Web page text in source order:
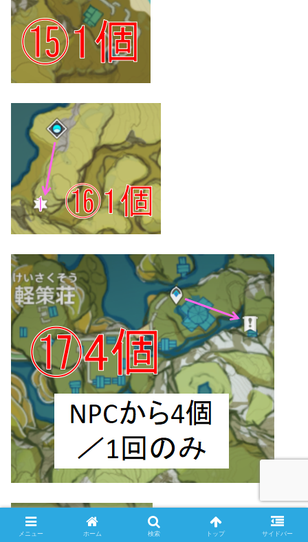
メニュー ホーム 検索 トップ サイドバー